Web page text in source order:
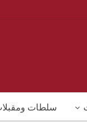
سلطات